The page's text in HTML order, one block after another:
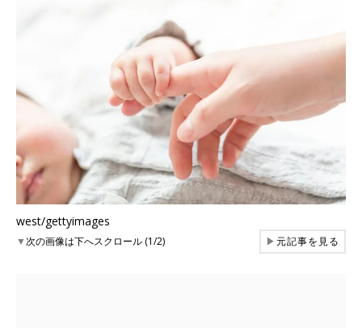
west/gettyimages
▼次の画像は下へスクロール (1/2) ▶元記事を見る